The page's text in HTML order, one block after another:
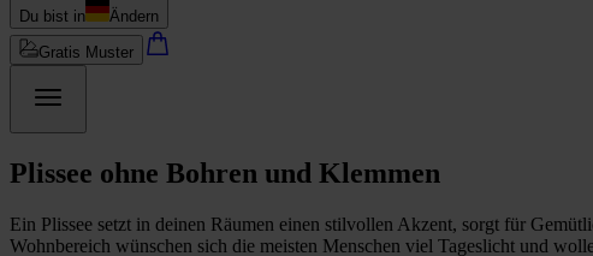
Du bist in
Ändern
Gratis Muster
Plissee ohne Bohren und Klemmen
Ein Plissee setzt in deinen Räumen einen stilvollen Akzent, sorgt für
Wohnbereich wünschen sich die meisten Menschen viel Tageslicht und